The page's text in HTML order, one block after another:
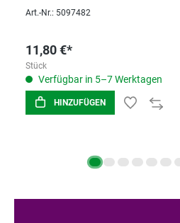
Art.-Nr.: 5097482
11,80 €*
Stück
Verfügbar in 5–7 Werktagen
HINZUFÜGEN